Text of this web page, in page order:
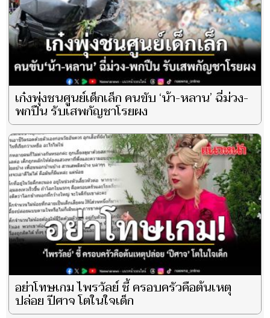
เก๋งพุ่งชนศูนย์เด็กเล็ก คนขับ ‘น้า-หลาน’ ฉี่ม่วง-
พกปืน รับเสพกัญชาโรยผง
อย่าโทษเกม ไพรวัลย์ ชี้ ครอบครัวคือต้นเหตุ
ปล่อย ปีศาจ โตในใจเด็ก